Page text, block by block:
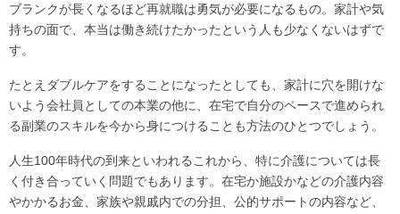
ブランクが長くなるほど再就職は勇気が必要になるもの。家計や気
持ちの面で、本当は働き続けたかったという人も少なくないはずで
す。
たとえダブルケアをすることになったとしても、家計に穴を開けな
いよう会社員としての本業の他に、在宅で自分のペースで進められ
る副業のスキルを今から身につけることも方法のひとつでしょう。
人生100年時代の到来といわれるこれから、特に介護については長
く付き合っていく問題でもあります。在宅か施設かなどの介護内容
やかかるお金、家族や親戚内での分担、公的サポートの内容など、